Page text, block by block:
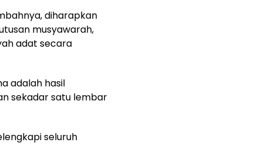
diharapkan
musyawarah,
adat secara
adalah hasil
sekadar satu lembar
seluruh